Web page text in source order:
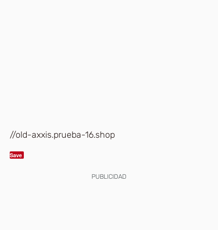
//old-axxis.prueba-16.shop
Save
PUBLICIDAD